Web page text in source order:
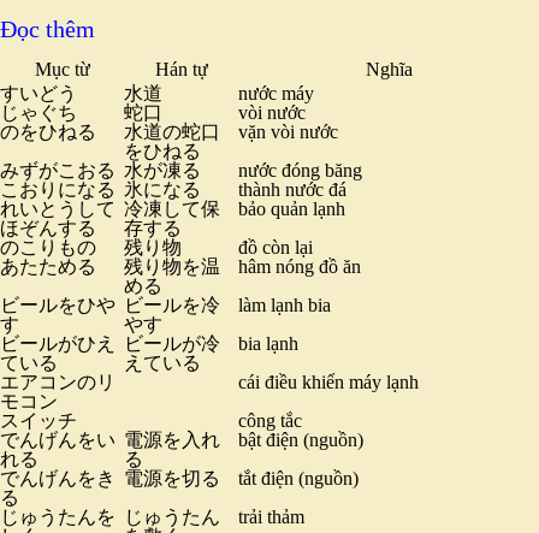
Đọc thêm
Mục từ Hán tự
Nghĩa
すいどう
水道
nước máy
じゃぐち
蛇口
vòi nước
のをひねる
水道の蛇口
をひねる
vặn vòi nước
みずがこおる 水が凍る
nước đóng băng
こおりになる 氷になる
thành nước đá
れいとうして
ほぞんする
冷凍して保
存する
bảo quản lạnh
のこりもの
残り物
đồ còn lại
あたためる
残り物を温
める
hâm nóng đồ ăn
ビールをひや
す
ビールを冷
やす
làm lạnh bia
ビールがひえ
ている
ビールが冷
えている
bia lạnh
エアコンのリ
モコン
cái điều khiển máy lạnh
スイッチ
công tắc
でんげんをい
れる
電源を入れ
る
bật điện (nguồn)
でんげんをき
る
電源を切る
tắt điện (nguồn)
じゅうたんを
じゅうたん
trải thảm